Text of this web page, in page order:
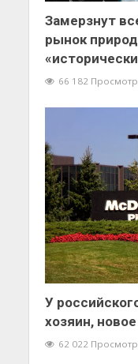
Замерзнут
рынок
66 182
У
хозяин,
62 022